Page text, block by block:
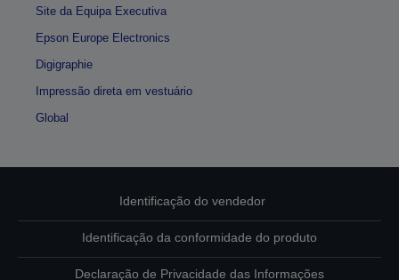
Site da Equipa Executiva
Epson Europe Electronics
Digigraphie
Impressão direta em vestuário
Global
Identificação do vendedor
Identificação da conformidade do produto
Declaração de Privacidade das Informações